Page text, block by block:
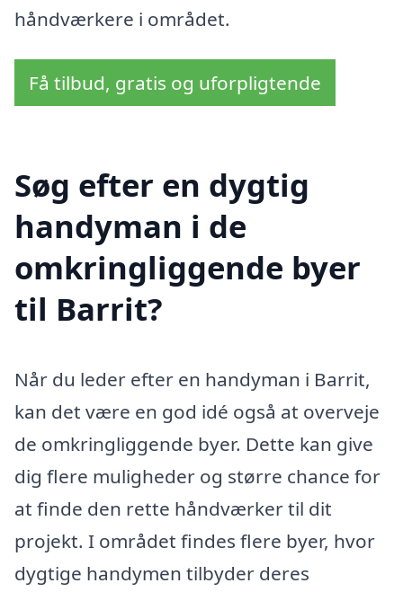
håndværkere i området.
Få tilbud, gratis og uforpligtende
Søg efter en dygtig
handyman i de
omkringliggende byer
til Barrit?
Når du leder efter en handyman i Barrit,
kan det være en god idé også at overveje
de omkringliggende byer. Dette kan give
dig flere muligheder og større chance for
at finde den rette håndværker til dit
projekt. I området findes flere byer, hvor
dygtige handymen tilbyder deres